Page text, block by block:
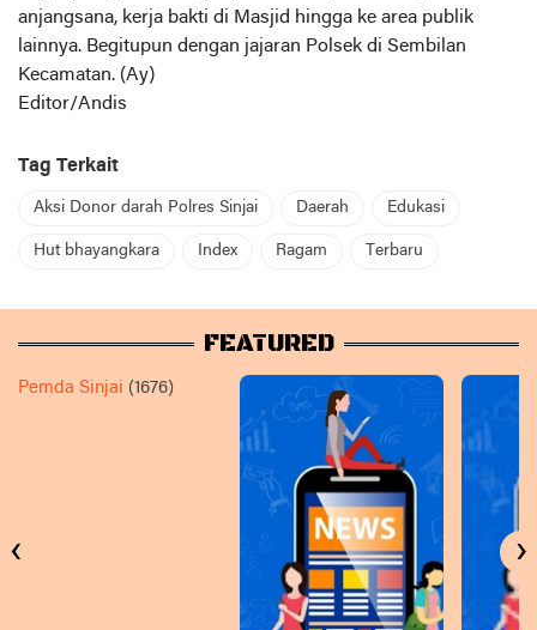
anjangsana, kerja bakti di Masjid hingga ke area publik
lainnya. Begitupun dengan jajaran Polsek di Sembilan
Kecamatan. (Ay)
Editor/Andis
Tag Terkait
Aksi Donor darah Polres Sinjai Daerah Edukasi
Hut bhayangkara Index Ragam Terbaru
FEATURED
Pemda Sinjai (1676)
‹ ›